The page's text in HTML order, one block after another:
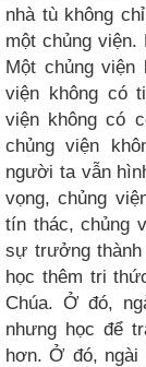
nhà tù không
một chủng viện.
Một chủng
viện không có
viện không có
chủng viện
người ta vẫn
vọng, chủng
tín thác, chủng
sự trưởng
học thêm tri
Chúa. Ở đó,
nhưng học để
hơn. Ở đó, ngài